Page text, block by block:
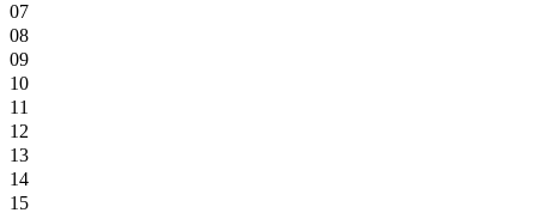
07
08
09
10
11
12
13
14
15